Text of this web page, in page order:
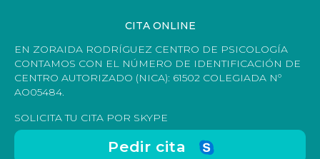
CITA ONLINE
EN ZORAIDA RODRÍGUEZ CENTRO DE PSICOLOGÍA
CONTAMOS CON EL NÚMERO DE IDENTIFICACIÓN DE
CENTRO AUTORIZADO (NICA): 61502 COLEGIADA Nº
AO05484.
SOLICITA TU CITA POR SKYPE
Pedir cita